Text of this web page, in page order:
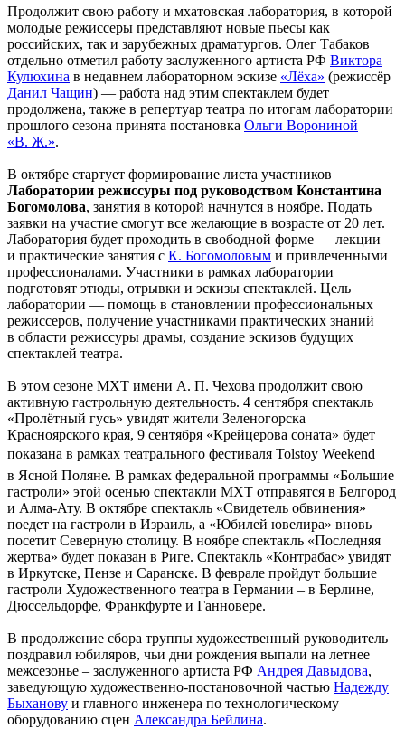
Продолжит свою работу и мхатовская лаборатория, в которой
молодые режиссеры представляют новые пьесы как
российских, так и зарубежных драматургов. Олег Табаков
отдельно отметил работу заслуженного артиста РФ Виктора
Кулюхина в недавнем лабораторном эскизе «Лёха» (режиссёр
Данил Чащин) — работа над этим спектаклем будет
продолжена, также в репертуар театра по итогам лаборатории
прошлого сезона принята постановка Ольги Ворониной
«В. Ж.».
В октябре стартует формирование листа участников
Лаборатории режиссуры под руководством Константина
Богомолова, занятия в которой начнутся в ноябре. Подать
заявки на участие смогут все желающие в возрасте от 20 лет.
Лаборатория будет проходить в свободной форме — лекции
и практические занятия с К. Богомоловым и привлеченными
профессионалами. Участники в рамках лаборатории
подготовят этюды, отрывки и эскизы спектаклей. Цель
лаборатории — помощь в становлении профессиональных
режиссеров, получение участниками практических знаний
в области режиссуры драмы, создание эскизов будущих
спектаклей театра.
В этом сезоне МХТ имени А. П. Чехова продолжит свою
активную гастрольную деятельность. 4 сентября спектакль
«Пролётный гусь» увидят жители Зеленогорска
Красноярского края, 9 сентября «Крейцерова соната» будет
показана в рамках театрального фестиваля Tolstoy Weekend
в Ясной Поляне. В рамках федеральной программы «Большие
гастроли» этой осенью спектакли МХТ отправятся в Белгород
и Алма-Ату. В октябре спектакль «Свидетель обвинения»
поедет на гастроли в Израиль, а «Юбилей ювелира» вновь
посетит Северную столицу. В ноябре спектакль «Последняя
жертва» будет показан в Риге. Спектакль «Контрабас» увидят
в Иркутске, Пензе и Саранске. В феврале пройдут большие
гастроли Художественного театра в Германии – в Берлине,
Дюссельдорфе, Франкфурте и Ганновере.
В продолжение сбора труппы художественный руководитель
поздравил юбиляров, чьи дни рождения выпали на летнее
межсезонье – заслуженного артиста РФ Андрея Давыдова,
заведующую художественно-постановочной частью Надежду
Быханову и главного инженера по технологическому
оборудованию сцен Александра Бейлина.